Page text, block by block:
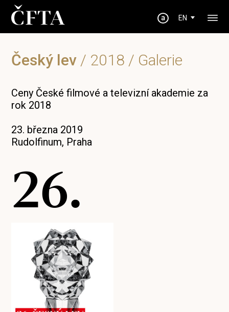
EN
Český lev / 2018 / Galerie
Ceny České filmové a televizní akademie za
rok 2018
23. března 2019
Rudolfinum, Praha
26.